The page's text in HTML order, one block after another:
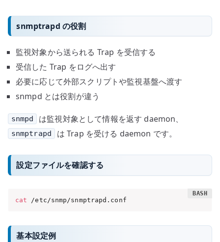
snmptrapd の役割
監視対象から送られる Trap を受信する
受信した Trap をログへ出す
必要に応じて外部スクリプトや監視基盤へ渡す
snmpd とは役割が違う
snmpd は監視対象として情報を返す daemon、
snmptrapd は Trap を受ける daemon です。
設定ファイルを確認する
cat /etc/snmp/snmptrapd.conf
基本設定例